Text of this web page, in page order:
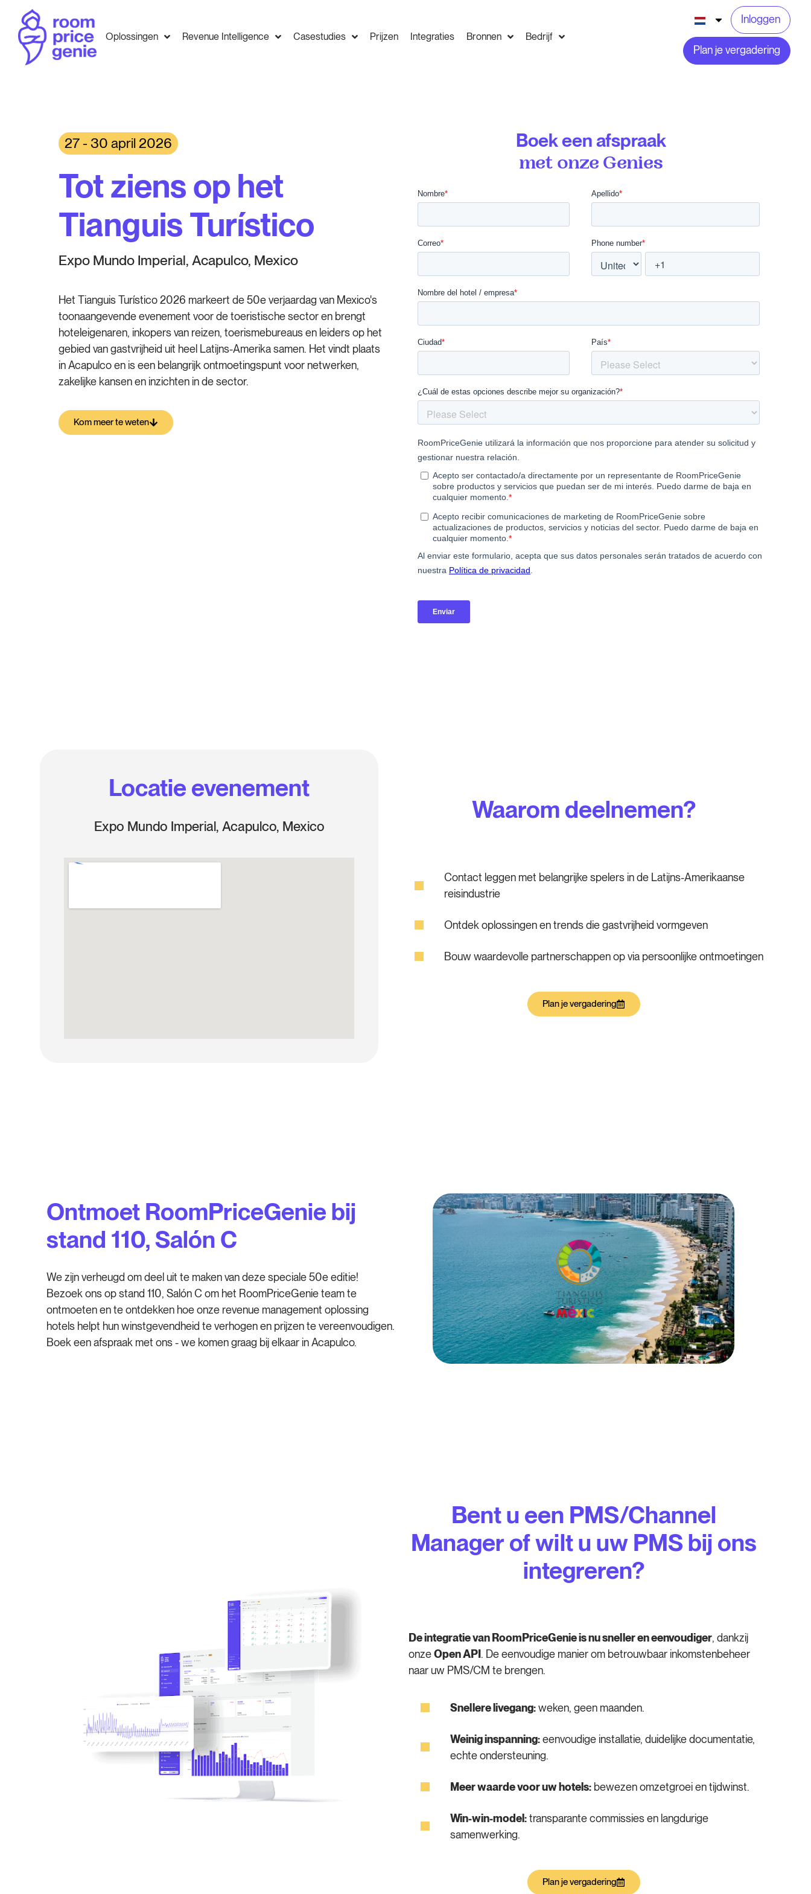
Oplossingen Revenue Intelligence Casestudies Prijzen Integraties Bronnen Bedrijf
Inloggen
Plan je vergadering
27 - 30 april 2026
Tot ziens op het
Tianguis Turístico
Expo Mundo Imperial, Acapulco, Mexico
Het Tianguis Turístico 2026 markeert de 50e verjaardag van Mexico's
toonaangevende evenement voor de toeristische sector en brengt
hoteleigenaren, inkopers van reizen, toerismebureaus en leiders op het
gebied van gastvrijheid uit heel Latijns-Amerika samen. Het vindt plaats
in Acapulco en is een belangrijk ontmoetingspunt voor netwerken,
zakelijke kansen en inzichten in de sector.
Kom meer te weten
Boek een afspraak
met onze Genies
Locatie evenement
Expo Mundo Imperial, Acapulco, Mexico
Waarom deelnemen?
Contact leggen met belangrijke spelers in de Latijns-Amerikaanse
reisindustrie
Ontdek oplossingen en trends die gastvrijheid vormgeven
Bouw waardevolle partnerschappen op via persoonlijke ontmoetingen
Plan je vergadering
Ontmoet RoomPriceGenie bij
stand 110, Salón C
We zijn verheugd om deel uit te maken van deze speciale 50e editie!
Bezoek ons op stand 110, Salón C om het RoomPriceGenie team te
ontmoeten en te ontdekken hoe onze revenue management oplossing
hotels helpt hun winstgevendheid te verhogen en prijzen te vereenvoudigen.
Boek een afspraak met ons - we komen graag bij elkaar in Acapulco.
Bent u een PMS/Channel
Manager of wilt u uw PMS bij ons
integreren?
De integratie van RoomPriceGenie is nu sneller en eenvoudiger, dankzij
onzeOpen API . De eenvoudige manier om betrouwbaar inkomstenbeheer
naar uw PMS/CM te brengen.
Snellere livegang:weken, geen maanden.
Weinig inspanning:eenvoudige installatie, duidelijke documentatie,
echte ondersteuning.
Meer waarde voor uw hotels:bewezen omzetgroei en tijdwinst.
Win-win-model:transparante commissies en langdurige
samenwerking.
Plan je vergadering